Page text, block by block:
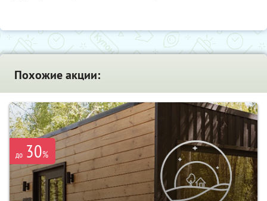
Похожие акции:
до 30%